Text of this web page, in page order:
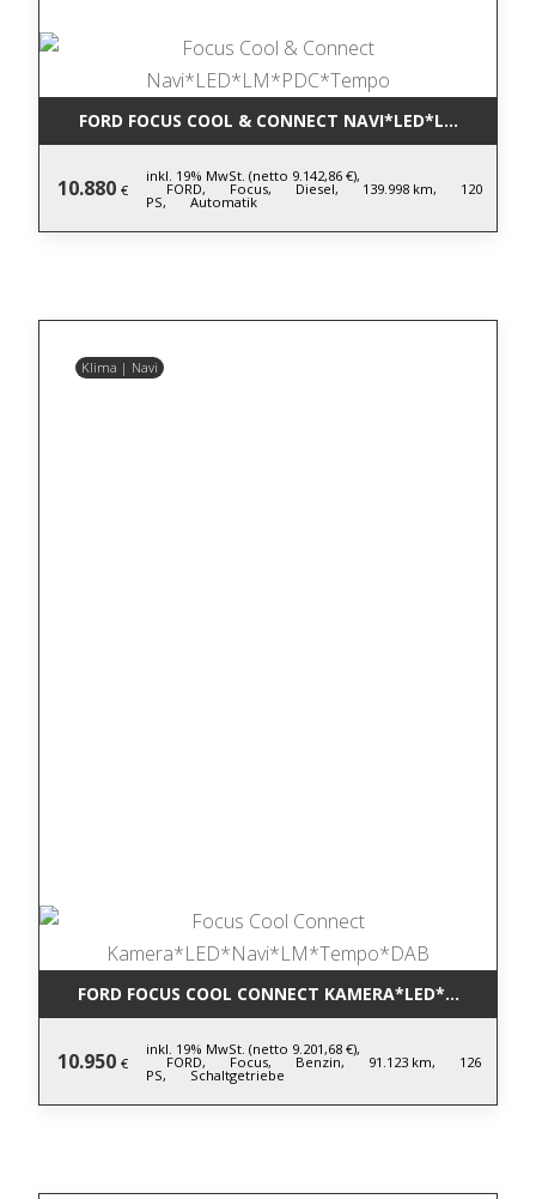
FORD FOCUS COOL & CONNECT
10.880 €
inkl. 19% MwSt. (netto 9.142,86 €),
FORD, Focus, Diesel, 139.998 km, 120
PS, Automatik
Klima | Navi
FORD FOCUS COOL CONNECT
10.950 €
inkl. 19% MwSt. (netto 9.201,68 €),
FORD, Focus, Benzin, 91.123 km, 126
PS, Schaltgetriebe